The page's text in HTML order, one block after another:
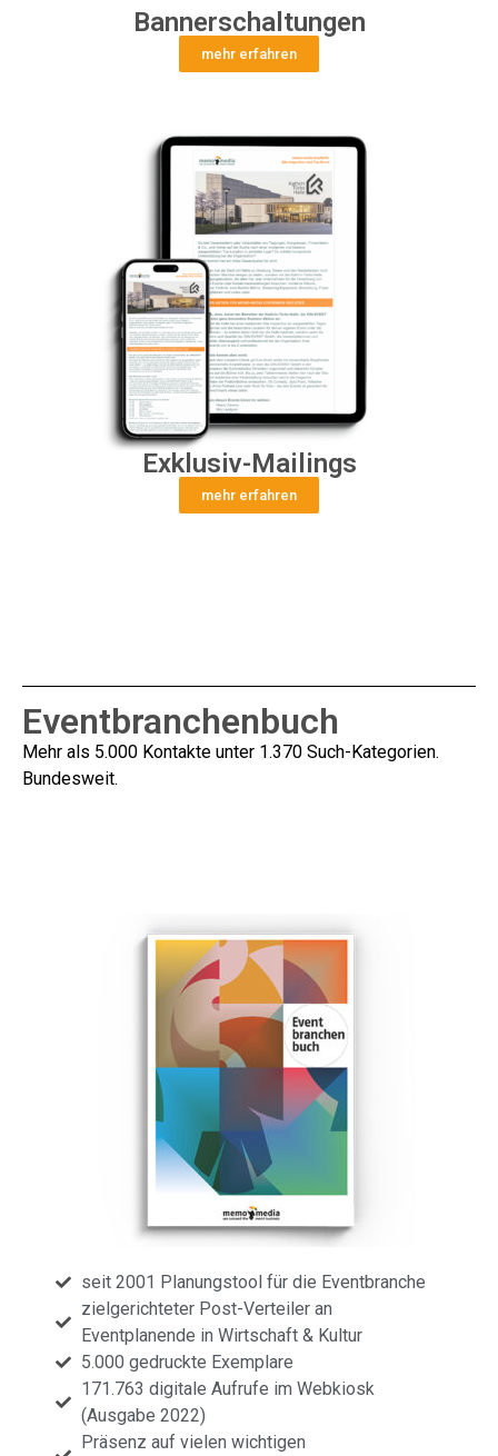
Bannerschaltungen
mehr erfahren
Exklusiv-Mailings
mehr erfahren
Eventbranchenbuch​
Mehr als 5.000 Kontakte unter 1.370 Such-Kategorien.
Bundesweit.
seit 2001 Planungstool für die Eventbranche
zielgerichteter Post-Verteiler an
Eventplanende in Wirtschaft & Kultur
5.000 gedruckte Exemplare
171.763 digitale Aufrufe im Webkiosk
(Ausgabe 2022)
Präsenz auf vielen wichtigen